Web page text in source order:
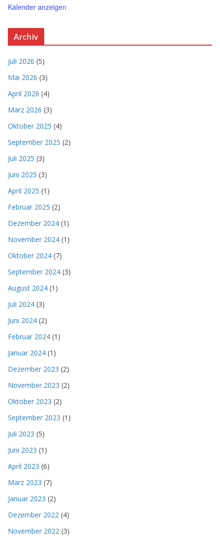
Kalender anzeigen
Archiv
Juli 2026 (5)
Mai 2026 (3)
April 2026 (4)
März 2026 (3)
Oktober 2025 (4)
September 2025 (2)
Juli 2025 (3)
Juni 2025 (3)
April 2025 (1)
Februar 2025 (2)
Dezember 2024 (1)
November 2024 (1)
Oktober 2024 (7)
September 2024 (3)
August 2024 (1)
Juli 2024 (3)
Juni 2024 (2)
Februar 2024 (1)
Januar 2024 (1)
Dezember 2023 (2)
November 2023 (2)
Oktober 2023 (2)
September 2023 (1)
Juli 2023 (5)
Juni 2023 (1)
April 2023 (6)
März 2023 (7)
Januar 2023 (2)
Dezember 2022 (4)
November 2022 (3)